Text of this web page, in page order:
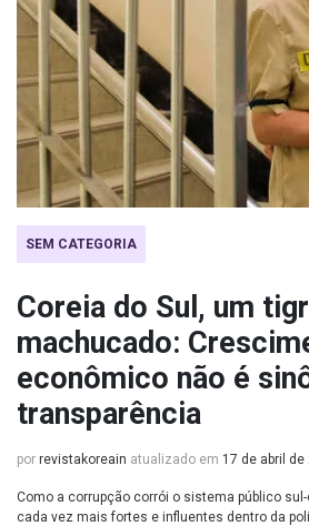
SEM CATEGORIA
Coreia do Sul, um
machucado:
econômico não é
transparência
por revistakoreain atualizado em 17 de abril de
Como a corrupção corrói o sistema público
cada vez mais fortes e influentes dentro da